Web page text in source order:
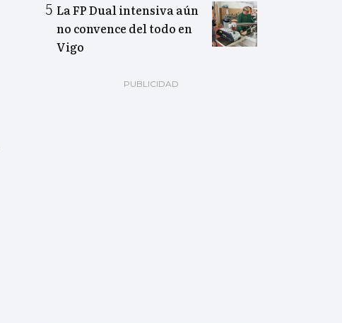
La FP Dual intensiva aún
no convence del todo en
Vigo